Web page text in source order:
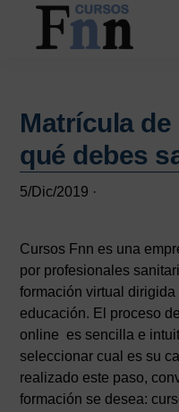
Saltar
contenido
Saltar
principal
online
Matrícula
qué debes
5/Dic/2019 ·
Cursos Fnn es una
por profesionales
formación virtual
educación. El proceso
online es sencilla e
seleccionar cual es su
realizado este paso,
formación se desea: